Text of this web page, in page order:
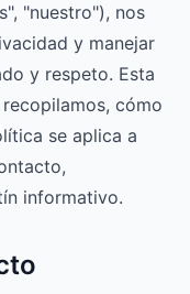
"nuestro"), nos
y manejar
y respeto. Esta
cómo
se aplica a
informativo.